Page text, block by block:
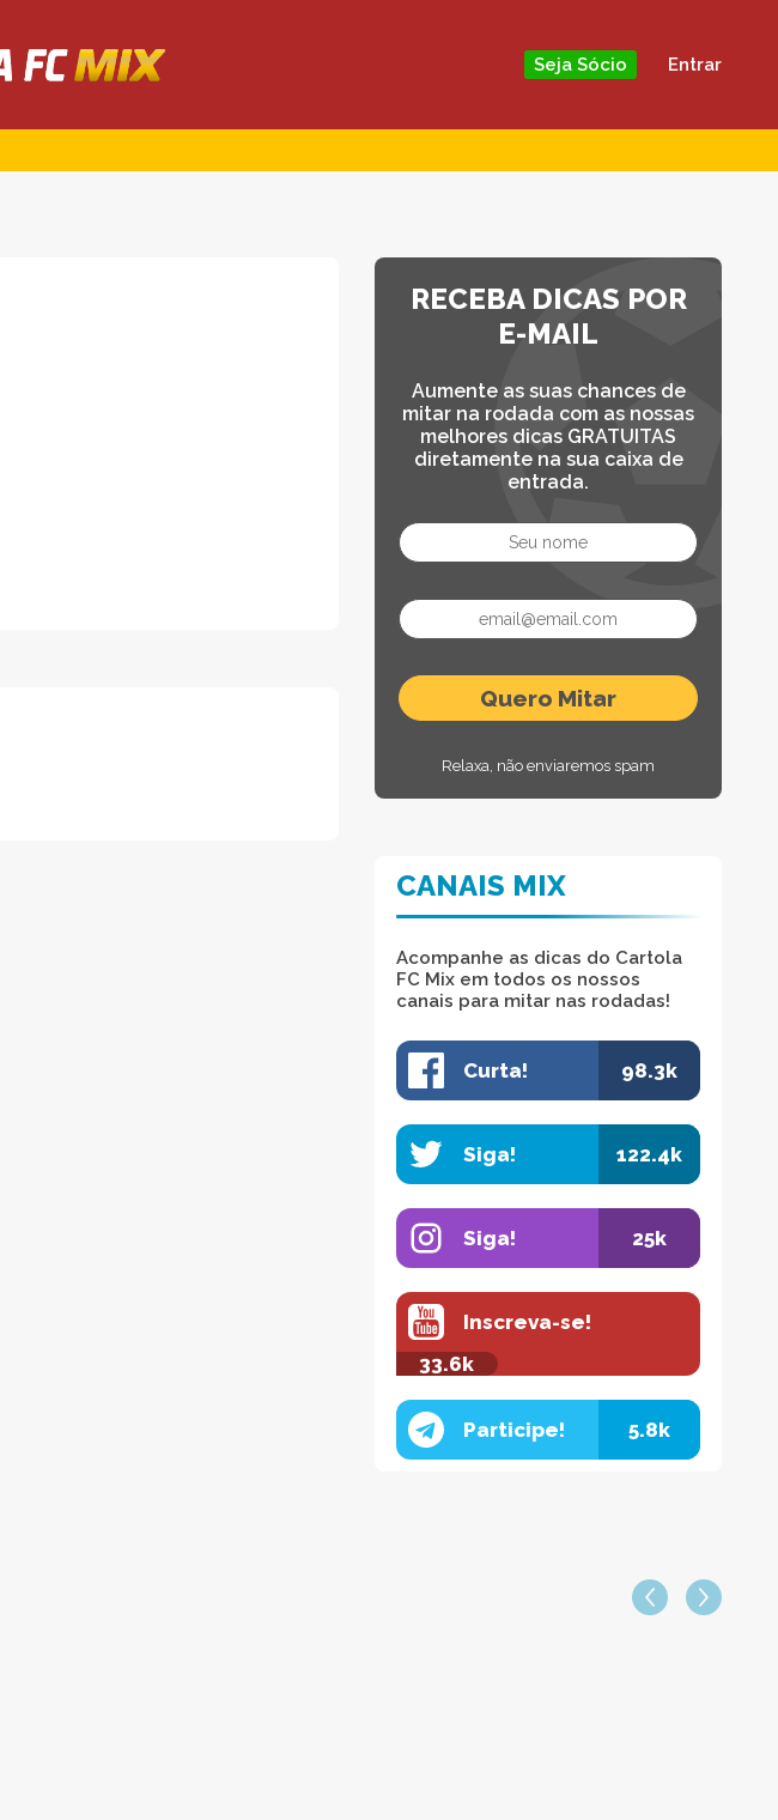
Seja Sócio Entrar
RECEBA DICAS POR
E-MAIL
Aumente as suas chances de
mitar na rodada com as nossas
melhores dicas GRATUITAS
diretamente na sua caixa de
entrada.
Relaxa, não enviaremos spam
CANAIS MIX
Acompanhe as dicas do Cartola
FC Mix em todos os nossos
canais para mitar nas rodadas!
Curta! 98.3k
Siga! 122.4k
Siga! 25k
Inscreva-se!
33.6k
Participe! 5.8k